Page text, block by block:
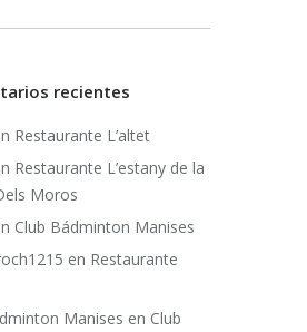
recientes
Restaurante L’altet
Restaurante L’estany de la
Moros
Club Bádminton Manises
en Restaurante
Manises en Club